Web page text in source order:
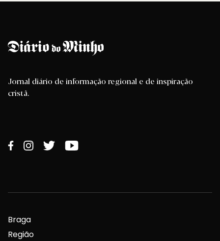
Jornal diário de informação regional e de inspiração
cristã.
Braga
Região